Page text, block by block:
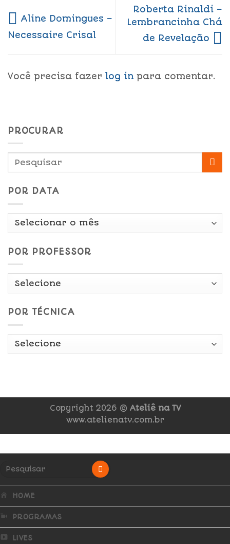
Aline Domingues –
Necessaire Crisal
Roberta Rinaldi –
Lembrancinha Chá
de Revelação
Você precisa fazer log in para comentar.
PROCURAR
POR DATA
Por
POR PROFESSOR
POR TÉCNICA
Copyright 2026 © Ateliê na TV
www.atelienatv.com.br
HOME
PROGRAMAS
LIVES